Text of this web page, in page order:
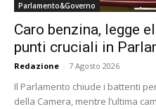
Parlamento&Governo
Caro benzina, legge
punti cruciali in
Redazione - 7 Agosto 2026
Il Parlamento chiude i battenti
della Camera, mentre l’ultima